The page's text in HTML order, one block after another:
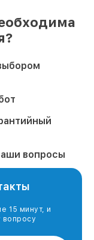
вопросы
15 минут, и
вопросу